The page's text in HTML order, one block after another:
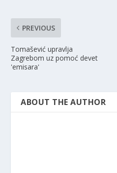
PREVIOUS
Tomašević upravlja
Zagrebom uz pomoć devet
'emisara'
ABOUT THE AUTHOR